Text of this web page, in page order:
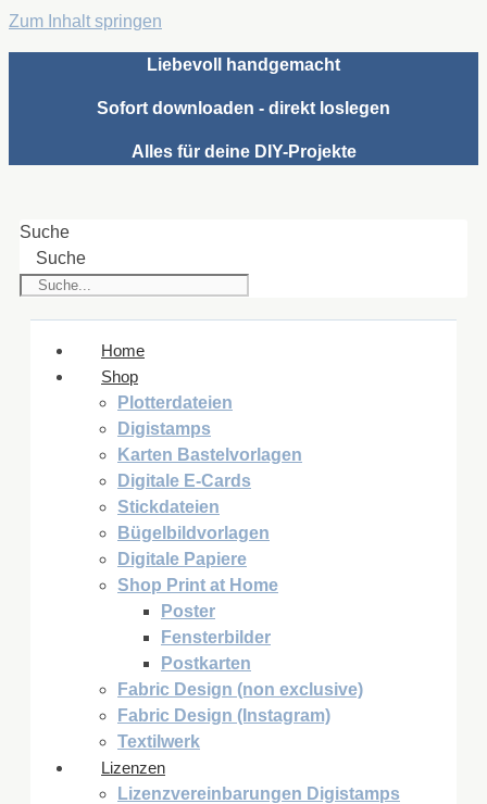
Zum Inhalt springen
Liebevoll handgemacht
Sofort downloaden - direkt loslegen
Alles für deine DIY-Projekte
Suche
Suche
Home
Shop
Plotterdateien
Digistamps
Karten Bastelvorlagen
Digitale E-Cards
Stickdateien
Bügelbildvorlagen
Digitale Papiere
Shop Print at Home
Poster
Fensterbilder
Postkarten
Fabric Design (non exclusive)
Fabric Design (Instagram)
Textilwerk
Lizenzen
Lizenzvereinbarungen Digistamps